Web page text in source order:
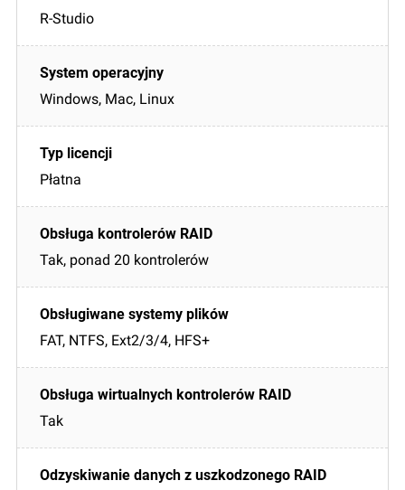
R-Studio
Windows, Mac, Linux
Płatna
Tak, ponad 20 kontrolerów
FAT, NTFS, Ext2/3/4, HFS+
Tak